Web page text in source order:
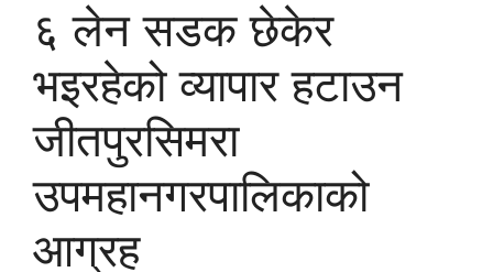
६ लेन सडक छेकेर
भइरहेको व्यापार हटाउन
जीतपुरसिमरा
उपमहानगरपालिकाको
आग्रह